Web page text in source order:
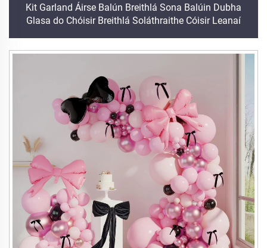
Kit Garland Áirse Balún Breithlá Sona Balúin Dubha
Glasa do Chóisir Breithlá Soláthraithe Cóisir Leanaí